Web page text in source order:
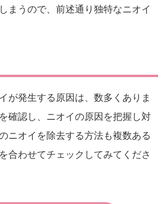
まうので、前述通り独特なニオイ
が発生する原因は、数多くありま
確認し、ニオイの原因を把握し対
ニオイを除去する方法も複数ある
合わせてチェックしてみてくださ